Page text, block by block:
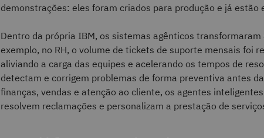
demonstrações: eles foram criados para produção e já estão
Dentro da própria IBM, os sistemas agênticos
exemplo, no RH, o volume de tickets de suporte mensais foi
aliviando a carga das equipes e acelerando os tempos de
detectam e corrigem problemas de forma preventiva antes
finanças, vendas e atenção ao cliente, os agentes
resolvem reclamações e personalizam a prestação de